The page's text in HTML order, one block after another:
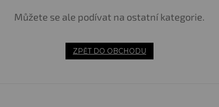
Můžete se ale podívat na ostatní kategorie.
ZPĚT DO OBCHODU